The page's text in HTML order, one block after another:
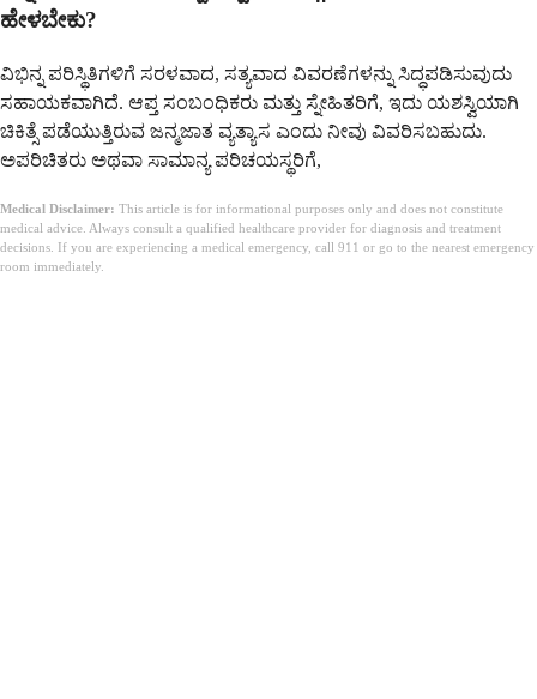
ಹೇಳಬೇಕು?
ವಿಭಿನ್ನ ಪರಿಸ್ಥಿತಿಗಳಿಗೆ ಸರಳವಾದ, ಸತ್ಯವಾದ ವಿವರಣೆಗಳನ್ನು ಸಿದ್ಧಪಡಿಸುವುದು
ಸಹಾಯಕವಾಗಿದೆ. ಆಪ್ತ ಸಂಬಂಧಿಕರು ಮತ್ತು ಸ್ನೇಹಿತರಿಗೆ, ಇದು ಯಶಸ್ವಿಯಾಗಿ
ಚಿಕಿತ್ಸೆ ಪಡೆಯುತ್ತಿರುವ ಜನ್ಮಜಾತ ವ್ಯತ್ಯಾಸ ಎಂದು ನೀವು ವಿವರಿಸಬಹುದು.
ಅಪರಿಚಿತರು ಅಥವಾ ಸಾಮಾನ್ಯ ಪರಿಚಯಸ್ಥರಿಗೆ,
Medical Disclaimer: This article is for informational purposes only and does not constitute
medical advice. Always consult a qualified healthcare provider for diagnosis and treatment
decisions. If you are experiencing a medical emergency, call 911 or go to the nearest emergency
room immediately.